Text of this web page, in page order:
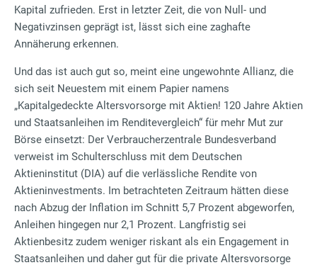
Kapital zufrieden. Erst in letzter Zeit, die von Null- und
Negativzinsen geprägt ist, lässt sich eine zaghafte
Annäherung erkennen.
Und das ist auch gut so, meint eine ungewohnte Allianz, die
sich seit Neuestem mit einem Papier namens
„Kapitalgedeckte Altersvorsorge mit Aktien! 120 Jahre Aktien
und Staatsanleihen im Renditevergleich“ für mehr Mut zur
Börse einsetzt: Der Verbraucherzentrale Bundesverband
verweist im Schulterschluss mit dem Deutschen
Aktieninstitut (DIA) auf die verlässliche Rendite von
Aktieninvestments. Im betrachteten Zeitraum hätten diese
nach Abzug der Inflation im Schnitt 5,7 Prozent abgeworfen,
Anleihen hingegen nur 2,1 Prozent. Langfristig sei
Aktienbesitz zudem weniger riskant als ein Engagement in
Staatsanleihen und daher gut für die private Altersvorsorge